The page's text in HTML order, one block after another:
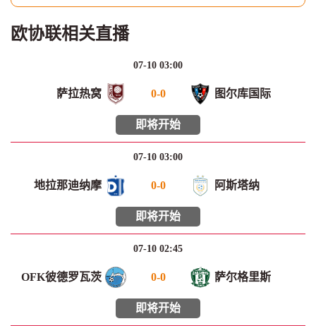
欧协联相关直播
07-10 03:00
萨拉热窝 0-0 图尔库国际
即将开始
07-10 03:00
地拉那迪纳摩 0-0 阿斯塔纳
即将开始
07-10 02:45
OFK彼德罗瓦茨 0-0 萨尔格里斯
即将开始